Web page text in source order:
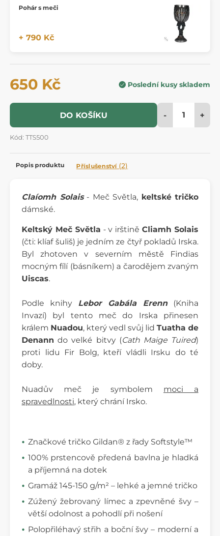
Pohár s meči
+ 790 Kč
650 Kč Poslední kusy skladem
DO KOŠÍKU - +
Kód: TTS500
Popis produktu Příslušenství (2)
Claíomh Solais- Meč Světla, keltské tričko
dámské.
Keltský Meč Světla - v irštiněCliamh Solais
(čti: klíaf šuliš) je jedním ze čtyř pokladů Irska.
Byl zhotoven v severním městě Findias
mocným fílí (básníkem) a čarodějem zvaným
Uiscas.
Podle knihy Lebor Gabála Erenn(Kniha
Invazí) byl tento meč do Irska přinesen
králem Nuadou, který vedl svůj lid Tuatha de
Denann do velké bitvy (Cath Maige Tuired)
proti lidu Fir Bolg, kteří vládli Irsku do té
doby.
Nuadův meč je symbolem moci a
spravedlnosti, který chrání Irsko.
Značkové tričko Gildan® z řady Softstyle™
100% prstencově předená bavlna je hladká
a příjemná na dotek
Gramáž 145-150 g/m² – lehké a jemné tričko
Zúžený žebrovaný límec a zpevněné švy –
větší odolnost a pohodlí při nošení
Polopřiléhavý střih a boční švy – moderní a